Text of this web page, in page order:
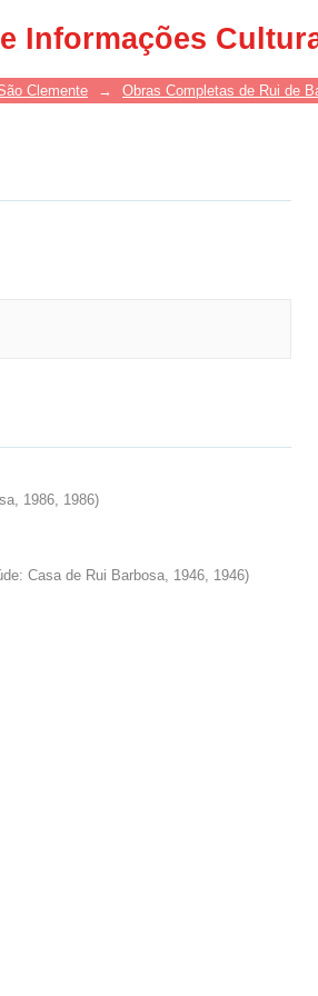
Informações
Clemente → Obras Completas de Rui de
1986, 1986)
Casa de Rui Barbosa, 1946, 1946)